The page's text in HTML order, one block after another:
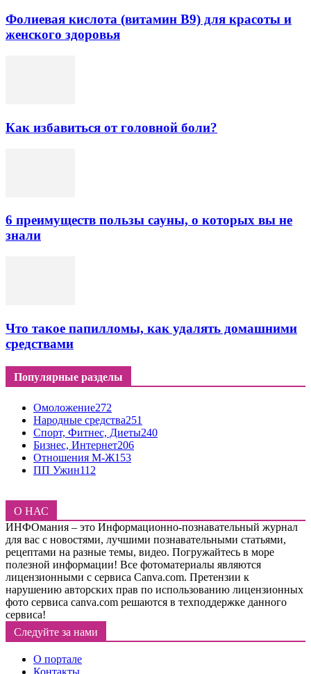
Фолиевая кислота (витамин В9) для красоты и
женского здоровья
Как избавиться от головной боли?
6 преимуществ пользы сауны, о которых вы не
знали
Что такое папилломы, как удалять домашними
средствами
Популярные разделы
Омоложение272
Народные средства251
Спорт, Фитнес, Диеты240
Бизнес, Интернет206
Отношения М-Ж153
ПП Ужин112
О НАС
ИНФОмания – это Информационно-познавательный журнал
для вас с новостями, лучшими познавательными статьями,
рецептами на разные темы, видео. Погружайтесь в море
полезной информации! Все фотоматериалы являются
лицензионными с сервиса Canva.com. Претензии к
нарушению авторских прав по использованию лицензионных
фото сервиса canva.com решаются в техподдержке данного
сервиса!
Следуйте за нами
О портале